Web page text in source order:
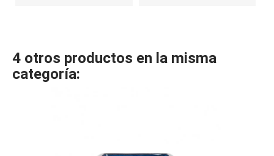
4 otros productos en la misma
categoría: